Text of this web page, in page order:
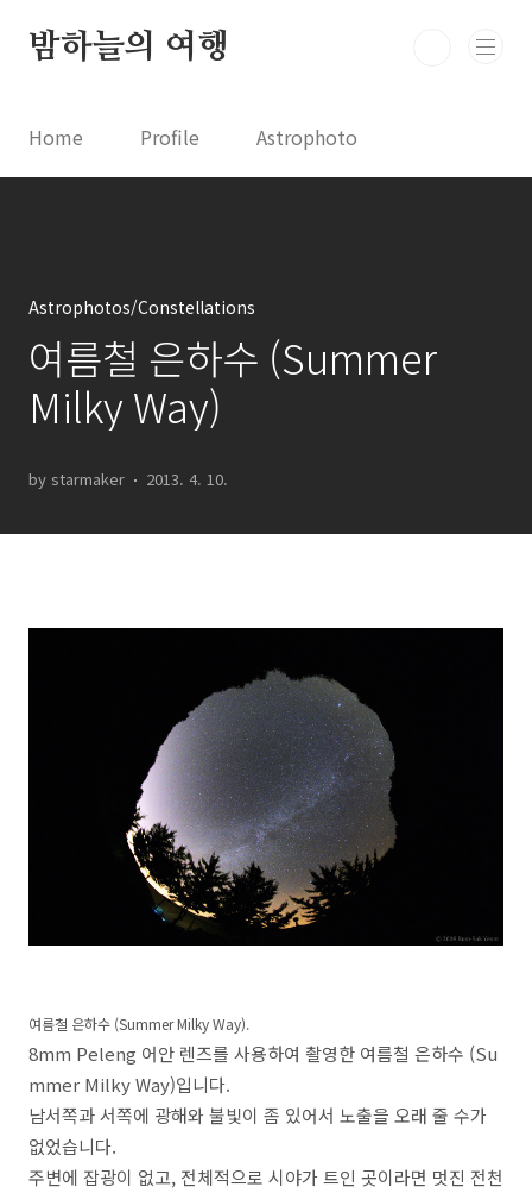
밤하늘의 여행
Home Profile Astrophoto
Astrophotography
Astrophotos/Constellations
여름철 은하수 (Summer
Milky Way)
by starmaker 2013. 4. 10.
여름철 은하수 (Summer Milky Way).
8mm Peleng 어안 렌즈를 사용하여 촬영한 여름철 은하수 (Su
mmer Milky Way)입니다.
남서쪽과 서쪽에 광해와 불빛이 좀 있어서 노출을 오래 줄 수가
없었습니다.
주변에 잡광이 없고, 전체적으로 시야가 트인 곳이라면 멋진 전천